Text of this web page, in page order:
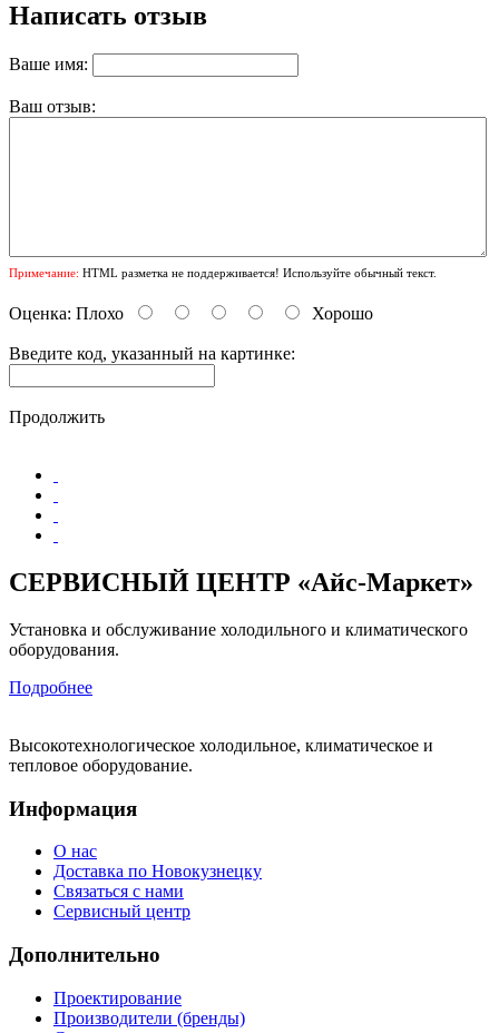
Написать отзыв
Ваше имя:
Ваш отзыв:
Примечание: HTML разметка не поддерживается! Используйте обычный текст.
Оценка: Плохо Хорошо
Введите код, указанный на картинке:
Продолжить
СЕРВИСНЫЙ ЦЕНТР «Айс-Маркет»
Установка и обслуживание холодильного и климатического
оборудования.
Подробнее
Высокотехнологическое холодильное, климатическое и
тепловое оборудование.
Информация
О нас
Доставка по Новокузнецку
Связаться с нами
Сервисный центр
Дополнительно
Проектирование
Производители (бренды)